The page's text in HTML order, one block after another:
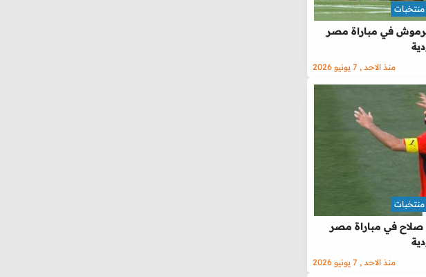
في مباراة مصر
منتخبات
منذ الاحد , 7 يونيو 2026
في مباراة مصر
منتخبات
منذ الاحد , 7 يونيو 2026